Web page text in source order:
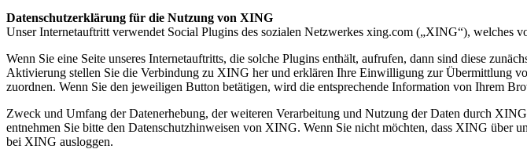
Datenschutzerklärung für die Nutzung von XING
Unser Internetauftritt verwendet Social Plugins des sozialen Netzwerkes xing.com („XING“),
Wenn Sie eine Seite unseres Internetauftritts, die solche Plugins enthält, aufrufen, dann sind diese
Aktivierung stellen Sie die Verbindung zu XING her und erklären Ihre Einwilligung zur
zuordnen. Wenn Sie den jeweiligen Button betätigen, wird die entsprechende Information von Ihrem
Zweck und Umfang der Datenerhebung, der weiteren Verarbeitung und Nutzung der Daten durch
entnehmen Sie bitte den Datenschutzhinweisen von XING. Wenn Sie nicht möchten, dass XING über
bei XING ausloggen.